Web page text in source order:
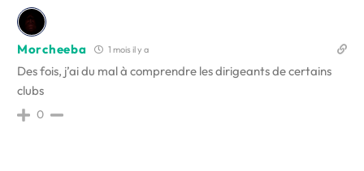
Morcheeba 1 mois il y a
Des fois, j’ai du mal à comprendre les dirigeants de certains
clubs
0